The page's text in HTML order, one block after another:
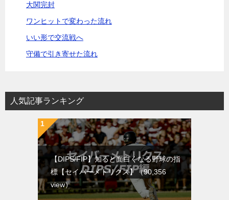
大関完封
ワンヒットで変わった流れ
いい形で交流戦へ
守備で引き寄せた流れ
人気記事ランキング
【DIPS/FIP】知ると面白くなる野球の指
標【セイバーメトリクス】（90,356
view）